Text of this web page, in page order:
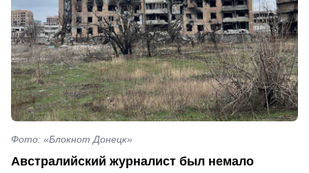
Фото: «Блокнот Донецк»
Австралийский журналист был немало